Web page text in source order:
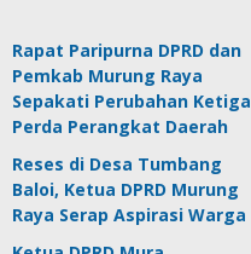
Rapat Paripurna DPRD dan
Pemkab Murung Raya
Sepakati Perubahan Ketiga
Perda Perangkat Daerah
Reses di Desa Tumbang
Baloi, Ketua DPRD Murung
Raya Serap Aspirasi Warga